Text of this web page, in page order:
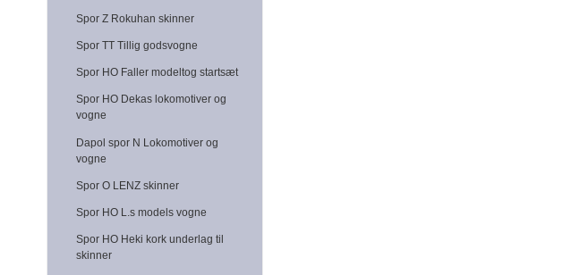
Spor Z Rokuhan skinner
Spor TT Tillig godsvogne
Spor HO Faller modeltog startsæt
Spor HO Dekas lokomotiver og
vogne
Dapol spor N Lokomotiver og
vogne
Spor O LENZ skinner
Spor HO L.s models vogne
Spor HO Heki kork underlag til
skinner